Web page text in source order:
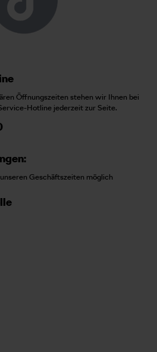
Öffnungszeiten stehen wir Ihnen bei
Hotline jederzeit zur Seite.
Geschäftszeiten möglich